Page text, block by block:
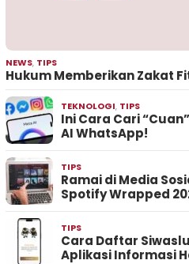
NEWS, TIPS
Hukum Memberikan Zakat
TEKNOLOGI, TIPS
Ini Cara Cari
AI WhatsApp!
TIPS
Ramai di Media
Spotify Wrapped
TIPS
Cara Daftar
Aplikasi Informasi